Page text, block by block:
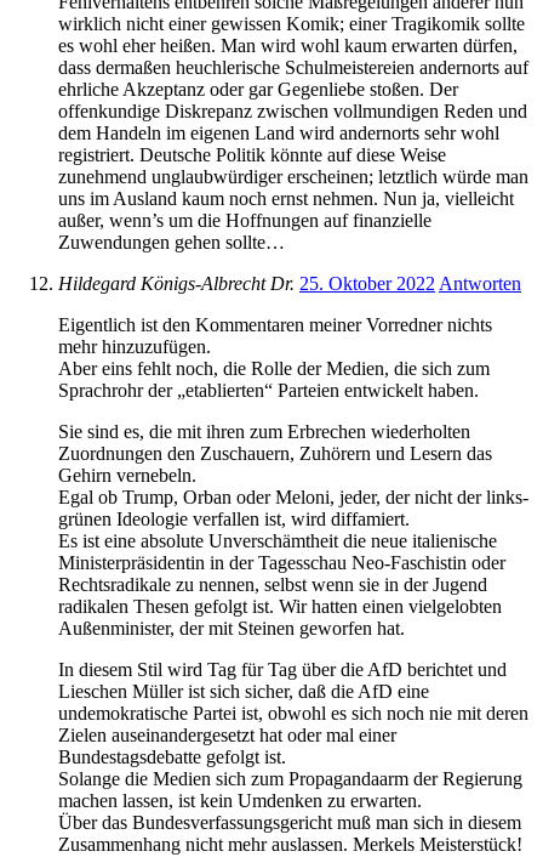
wirklich nicht einer gewissen Komik; einer Tragikomik sollte
es wohl eher heißen. Man wird wohl kaum erwarten dürfen,
dass dermaßen heuchlerische Schulmeistereien andernorts auf
ehrliche Akzeptanz oder gar Gegenliebe stoßen. Der
offenkundige Diskrepanz zwischen vollmundigen Reden und
dem Handeln im eigenen Land wird andernorts sehr wohl
registriert. Deutsche Politik könnte auf diese Weise
zunehmend unglaubwürdiger erscheinen; letztlich würde man
uns im Ausland kaum noch ernst nehmen. Nun ja, vielleicht
außer, wenn’s um die Hoffnungen auf finanzielle
Zuwendungen gehen sollte…
Hildegard Königs-Albrecht Dr. 25. Oktober 2022Antworten
Eigentlich ist den Kommentaren meiner Vorredner nichts
mehr hinzuzufügen.
Aber eins fehlt noch, die Rolle der Medien, die sich zum
Sprachrohr der „etablierten“ Parteien entwickelt haben.
Sie sind es, die mit ihren zum Erbrechen wiederholten
Zuordnungen den Zuschauern, Zuhörern und Lesern das
Gehirn vernebeln.
Egal ob Trump, Orban oder Meloni, jeder, der nicht der links-
grünen Ideologie verfallen ist, wird diffamiert.
Es ist eine absolute Unverschämtheit die neue italienische
Ministerpräsidentin in der Tagesschau Neo-Faschistin oder
Rechtsradikale zu nennen, selbst wenn sie in der Jugend
radikalen Thesen gefolgt ist. Wir hatten einen vielgelobten
Außenminister, der mit Steinen geworfen hat.
In diesem Stil wird Tag für Tag über die AfD berichtet und
Lieschen Müller ist sich sicher, daß die AfD eine
undemokratische Partei ist, obwohl es sich noch nie mit deren
Zielen auseinandergesetzt hat oder mal einer
Bundestagsdebatte gefolgt ist.
Solange die Medien sich zum Propagandaarm der Regierung
machen lassen, ist kein Umdenken zu erwarten.
Über das Bundesverfassungsgericht muß man sich in diesem
Zusammenhang nicht mehr auslassen. Merkels Meisterstück!